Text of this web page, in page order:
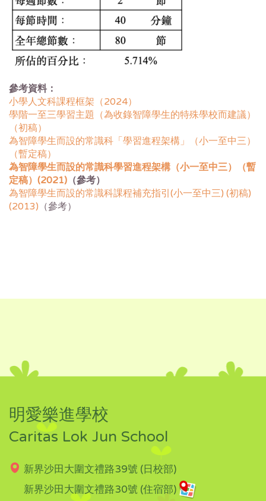
參考資料：
小學人文科課程框架（2024）
學階一至三學習主題（為收錄智障學生的特殊學校而建議）
（初稿）
為智障學生而設的常識科「學習進程架構」（小一至中三）
（暫定稿）
為智障學生而設的常識科學習進程架構（小一至中三）（暫
定稿）(2021) （參考）
為智障學生而設的常識科課程補充指引(小一至中三) (初稿)
(2013) （參考）
明愛樂進學校
Caritas Lok Jun School
新界沙田大圍文禮路39號 (日校部)
新界沙田大圍文禮路30號 (住宿部)